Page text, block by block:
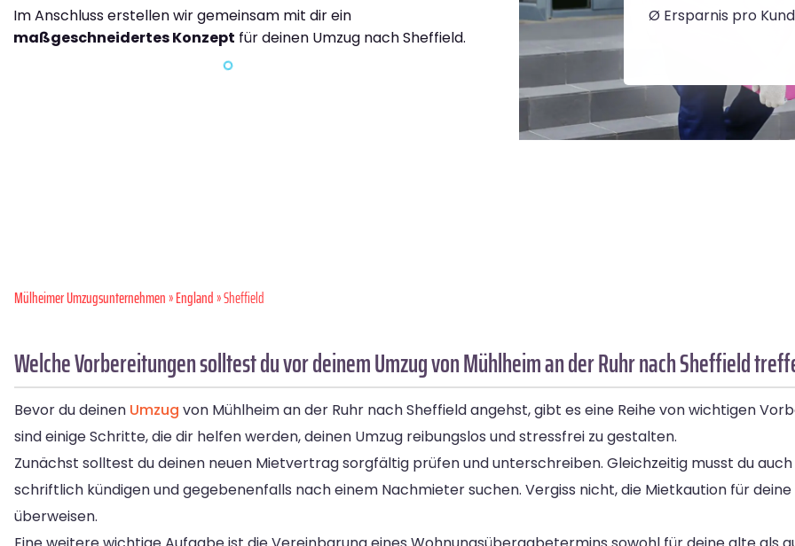
Im Anschluss erstellen wir gemeinsam mit dir ein
maßgeschneidertes Konzept für deinen Umzug nach Sheffield.
Ø Ersparnis pro
Mülheimer Umzugsunternehmen»England» Sheffield
Welche Vorbereitungen solltest du vor deinem Umzug von Mühlheim an der Ruhr nach Sheffield
Bevor du deinen Umzug von Mühlheim an der Ruhr nach Sheffield angehst, gibt es eine Reihe von wichtigen
sind einige Schritte, die dir helfen werden, deinen Umzug reibungslos und stressfrei zu gestalten.
Zunächst solltest du deinen neuen Mietvertrag sorgfältig prüfen und unterschreiben. Gleichzeitig musst du
schriftlich kündigen und gegebenenfalls nach einem Nachmieter suchen. Vergiss nicht, die Mietkaution für
überweisen.